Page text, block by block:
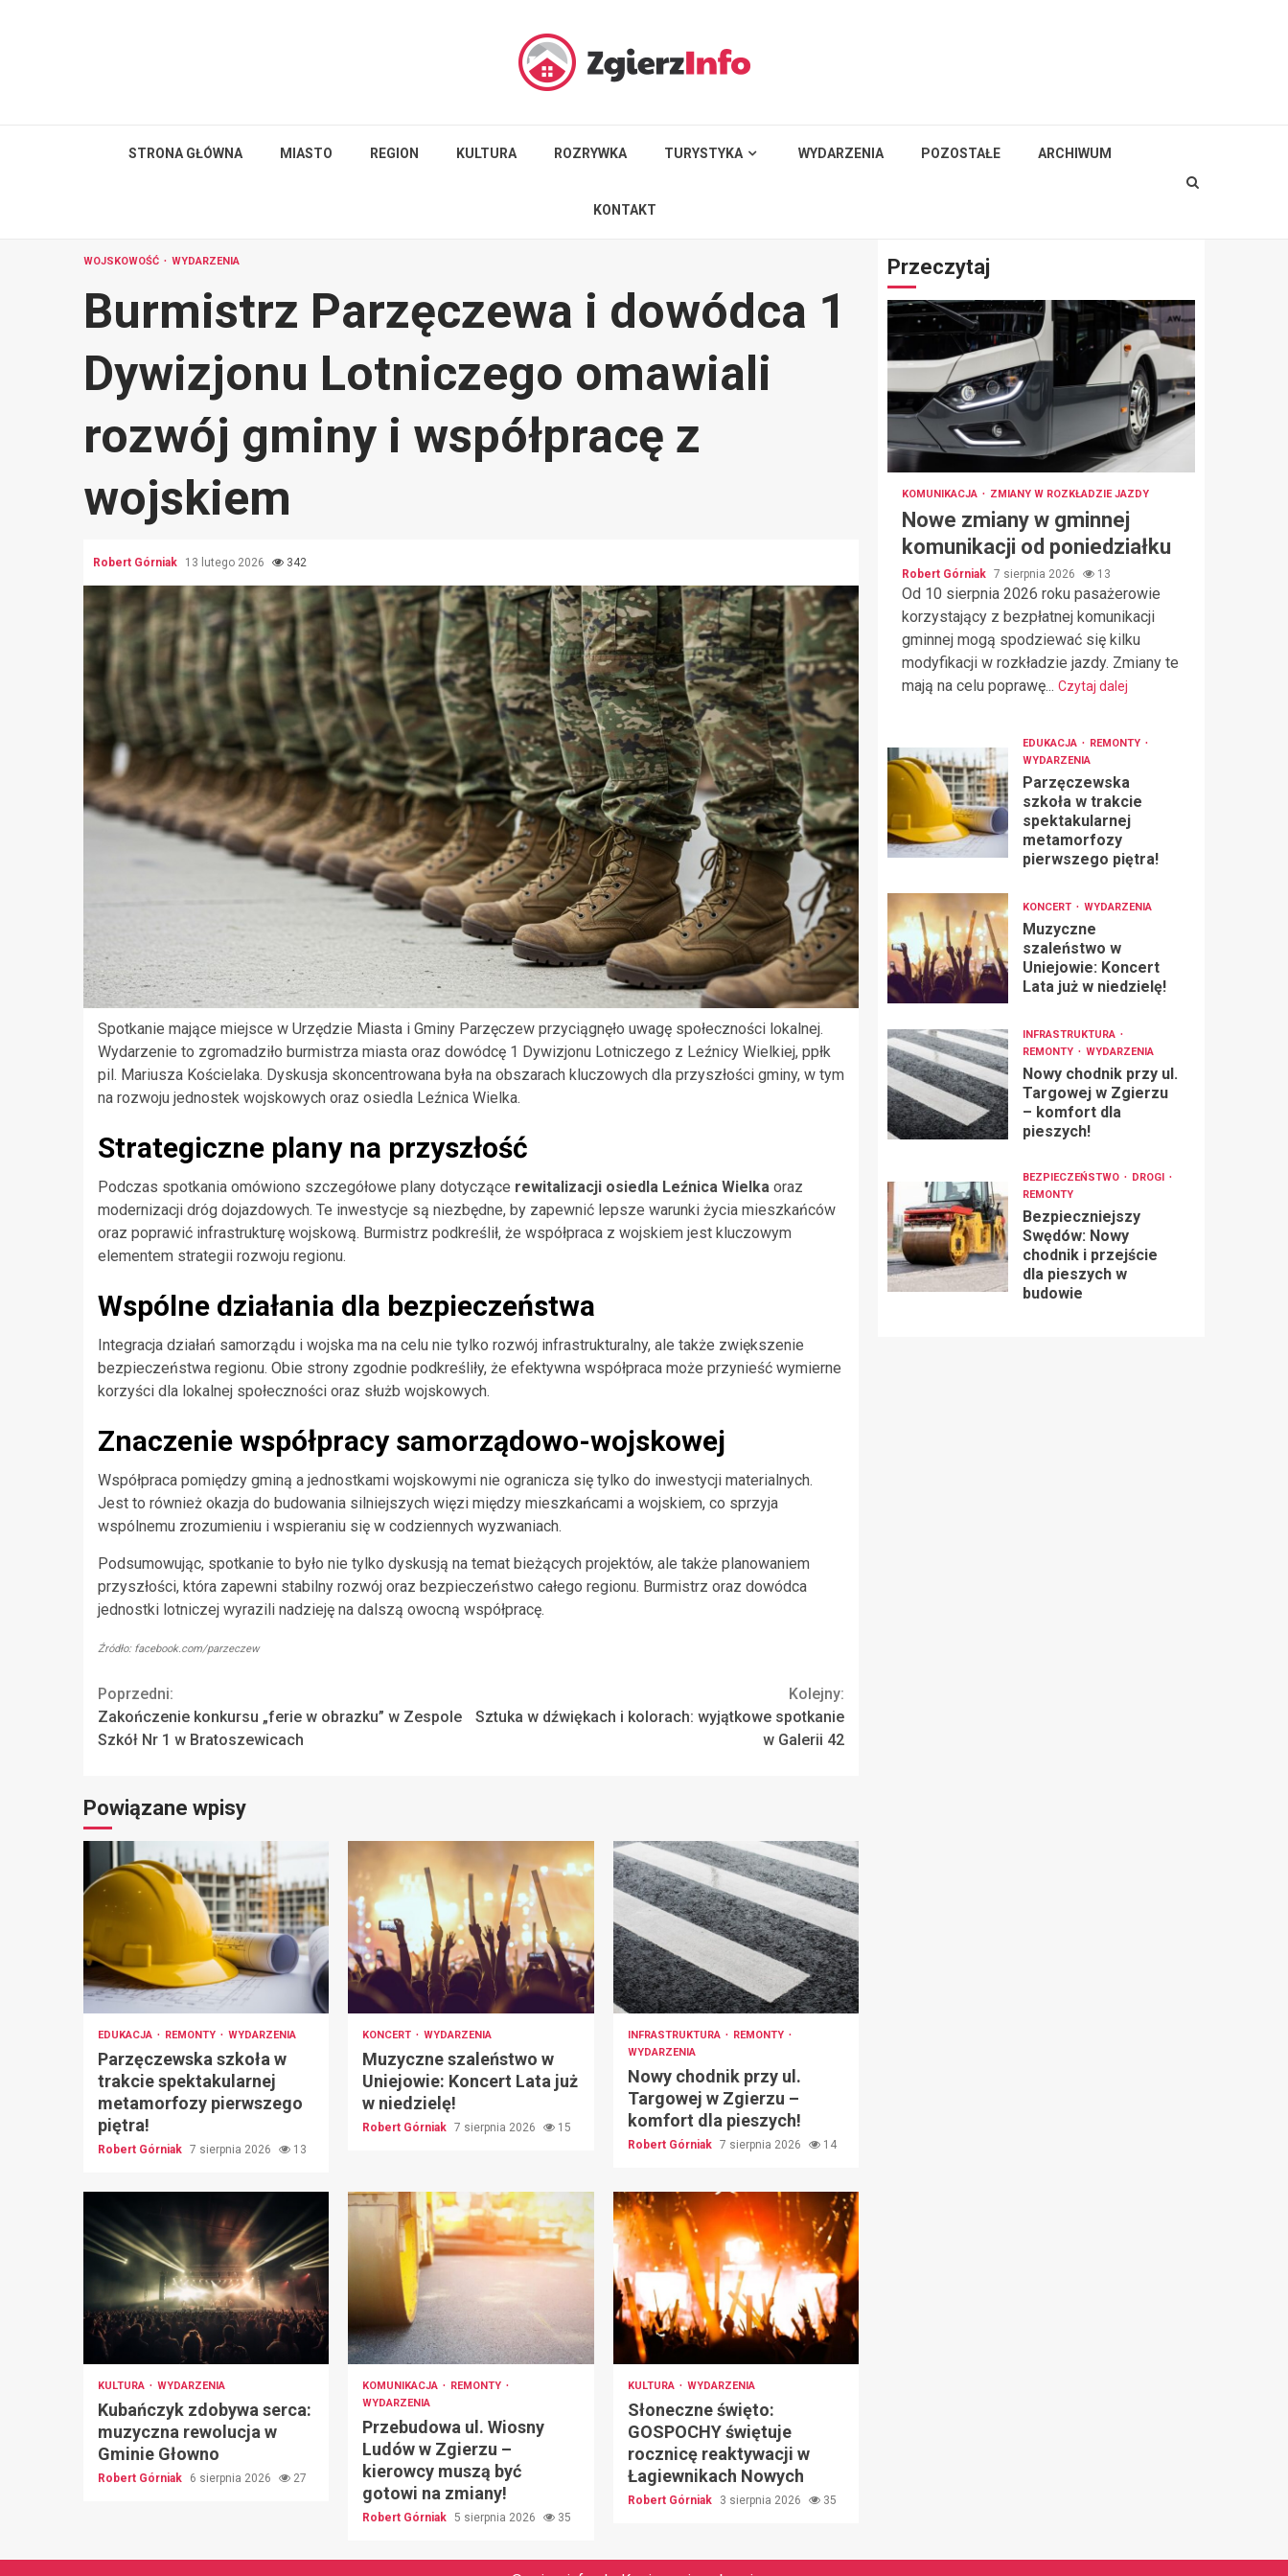
STRONA GŁÓWNA MIASTO REGION KULTURA ROZRYWKA TURYSTYKA WYDARZENIA POZOSTAŁE ARCHIWUM
KONTAKT
WOJSKOWOŚĆ WYDARZENIA
Burmistrz Parzęczewa i dowódca 1
Dywizjonu Lotniczego omawiali
rozwój gminy i współpracę z
wojskiem
Robert Górniak 13 lutego 2026 342
Spotkanie mające miejsce w Urzędzie Miasta i Gminy Parzęczew przyciągnęło uwagę społeczności lokalnej.
Wydarzenie to zgromadziło burmistrza miasta oraz dowódcę 1 Dywizjonu Lotniczego z Leźnicy Wielkiej, ppłk
pil. Mariusza Kościelaka. Dyskusja skoncentrowana była na obszarach kluczowych dla przyszłości gminy, w tym
na rozwoju jednostek wojskowych oraz osiedla Leźnica Wielka.
Strategiczne plany na przyszłość
Podczas spotkania omówiono szczegółowe plany dotyczące rewitalizacji osiedla Leźnica Wielka oraz
modernizacji dróg dojazdowych. Te inwestycje są niezbędne, by zapewnić lepsze warunki życia mieszkańców
oraz poprawić infrastrukturę wojskową. Burmistrz podkreślił, że współpraca z wojskiem jest kluczowym
elementem strategii rozwoju regionu.
Wspólne działania dla bezpieczeństwa
Integracja działań samorządu i wojska ma na celu nie tylko rozwój infrastrukturalny, ale także zwiększenie
bezpieczeństwa regionu. Obie strony zgodnie podkreśliły, że efektywna współpraca może przynieść wymierne
korzyści dla lokalnej społeczności oraz służb wojskowych.
Znaczenie współpracy samorządowo-wojskowej
Współpraca pomiędzy gminą a jednostkami wojskowymi nie ogranicza się tylko do inwestycji materialnych.
Jest to również okazja do budowania silniejszych więzi między mieszkańcami a wojskiem, co sprzyja
wspólnemu zrozumieniu i wspieraniu się w codziennych wyzwaniach.
Podsumowując, spotkanie to było nie tylko dyskusją na temat bieżących projektów, ale także planowaniem
przyszłości, która zapewni stabilny rozwój oraz bezpieczeństwo całego regionu. Burmistrz oraz dowódca
jednostki lotniczej wyrazili nadzieję na dalszą owocną współpracę.
Źródło: facebook.com/parzeczew
Continue
Reading
Poprzedni:
Zakończenie konkursu „ferie w obrazku” w Zespole
Szkół Nr 1 w Bratoszewicach
Kolejny:
Sztuka w dźwiękach i kolorach: wyjątkowe spotkanie
w Galerii 42
Powiązane wpisy
EDUKACJA REMONTY WYDARZENIA
Parzęczewska szkoła w
trakcie spektakularnej
metamorfozy pierwszego
piętra!
Robert Górniak 7 sierpnia 2026 13
KONCERT WYDARZENIA
Muzyczne szaleństwo w
Uniejowie: Koncert Lata już
w niedzielę!
Robert Górniak 7 sierpnia 2026 15
INFRASTRUKTURA
REMONTY
WYDARZENIA
Nowy chodnik przy ul.
Targowej w Zgierzu –
komfort dla pieszych!
Robert Górniak 7 sierpnia 2026 14
KULTURA WYDARZENIA
Kubańczyk zdobywa serca:
muzyczna rewolucja w
Gminie Głowno
Robert Górniak 6 sierpnia 2026 27
KOMUNIKACJA
REMONTY
WYDARZENIA
Przebudowa ul. Wiosny
Ludów w Zgierzu –
kierowcy muszą być
gotowi na zmiany!
Robert Górniak 5 sierpnia 2026 35
KULTURA WYDARZENIA
Słoneczne święto:
GOSPOCHY świętuje
rocznicę reaktywacji w
Łagiewnikach Nowych
Robert Górniak 3 sierpnia 2026 35
Przeczytaj
KOMUNIKACJA ZMIANY W ROZKŁADZIE JAZDY
Nowe zmiany w gminnej
komunikacji od poniedziałku
Robert Górniak 7 sierpnia 2026 13
Od 10 sierpnia 2026 roku pasażerowie
korzystający z bezpłatnej komunikacji
gminnej mogą spodziewać się kilku
modyfikacji w rozkładzie jazdy. Zmiany te
mają na celu poprawę... Czytaj dalej
EDUKACJA
REMONTY
WYDARZENIA
Parzęczewska
szkoła w trakcie
spektakularnej
metamorfozy
pierwszego piętra!
KONCERT WYDARZENIA
Muzyczne
szaleństwo w
Uniejowie: Koncert
Lata już w niedzielę!
INFRASTRUKTURA
REMONTY
WYDARZENIA
Nowy chodnik przy ul.
Targowej w Zgierzu
– komfort dla
pieszych!
BEZPIECZEŃSTWO
DROGI
REMONTY
Bezpieczniejszy
Swędów: Nowy
chodnik i przejście
dla pieszych w
budowie